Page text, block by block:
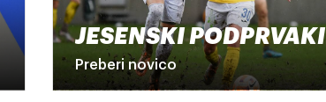
JESENSKI PODPRVAKI
Preberi novico